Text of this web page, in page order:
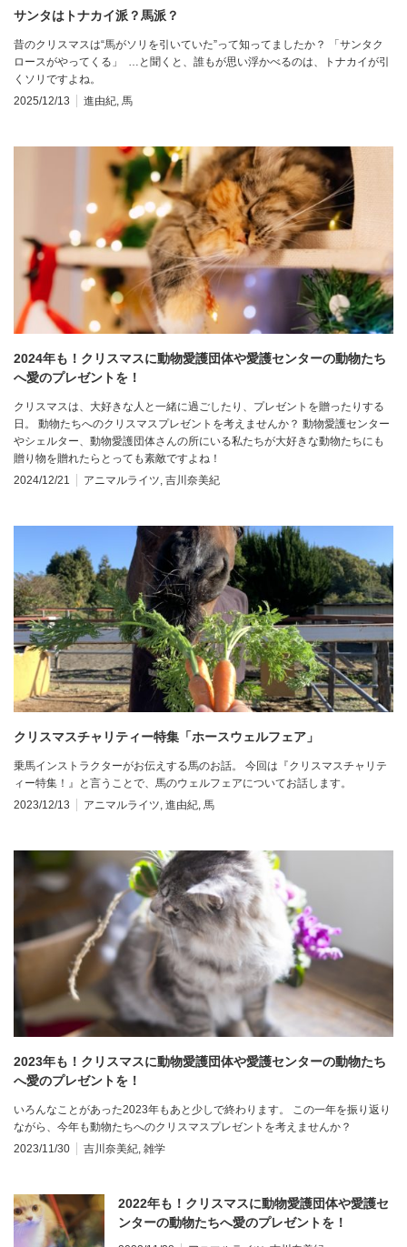
サンタはトナカイ派？馬派？
昔のクリスマスは“馬がソリを引いていた”って知ってましたか？ 「サンタク
ロースがやってくる」 …と聞くと、誰もが思い浮かべるのは、トナカイが引
くソリですよね。
2025/12/13
進由紀, 馬
2024年も！クリスマスに動物愛護団体や愛護センターの動物たち
へ愛のプレゼントを！
クリスマスは、大好きな人と一緒に過ごしたり、プレゼントを贈ったりする
日。 動物たちへのクリスマスプレゼントを考えませんか？ 動物愛護センター
やシェルター、動物愛護団体さんの所にいる私たちが大好きな動物たちにも
贈り物を贈れたらとっても素敵ですよね！
2024/12/21
アニマルライツ 吉川奈美紀
クリスマスチャリティー特集「ホースウェルフェア」
乗馬インストラクターがお伝えする馬のお話。 今回は『クリスマスチャリテ
ィー特集！』と言うことで、馬のウェルフェアについてお話します。
2023/12/13
アニマルライツ, 進由紀, 馬
2023年も！クリスマスに動物愛護団体や愛護センターの動物たち
へ愛のプレゼントを！
いろんなことがあった2023年もあと少しで終わります。 この一年を振り返り
ながら、今年も動物たちへのクリスマスプレゼントを考えませんか？
2023/11/30
吉川奈美紀, 雑学
2022年も！クリスマスに動物愛護団体や愛護セ
ンターの動物たちへ愛のプレゼントを！